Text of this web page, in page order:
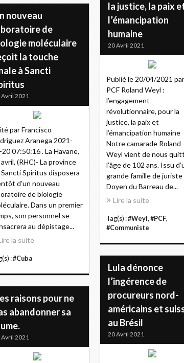
la justice, la paix
l’émancipation
humaine
20 Avril 2021
Publié le 20/04/2021 par
PCF Roland Weyl :
l’engagement
révolutionnaire, pour la
justice, la paix et
l’émancipation humaine
Notre camarade Roland
Weyl vient de nous
l’âge de 102 ans. Issu
grande famille de
Doyen du Barreau de...
Lire la suite
Tag(s) :#Weyl , #PCF,
#Communiste
nouveau
de
moléculaire
la touche
à Sancti
Avril 2021
par Francisco
Aranega 2021-
07:50:16 . La Havane,
(RHC)- La province
Spiritus disposera
d’un nouveau
de biologie
Dans un premier
son personnel se
au dépistage...
la suite
:#Cuba
Lula dénonce
l’ingérence de
procureurs nord-
américains et
au Brésil
20 Avril 2021
raisons pour ne
abandonner sa
Avril 2021